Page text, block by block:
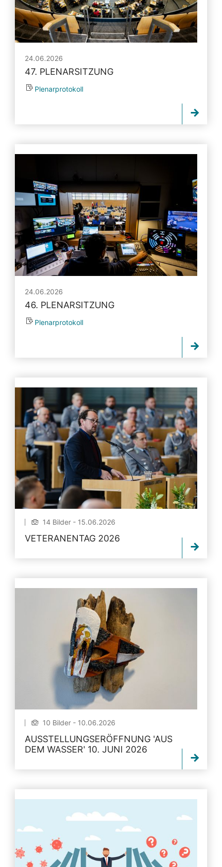
24.06.2026
47. PLENARSITZUNG
Plenarprotokoll
24.06.2026
46. PLENARSITZUNG
Plenarprotokoll
14 Bilder - 15.06.2026
VETERANENTAG 2026
10 Bilder - 10.06.2026
AUSSTELLUNGSERÖFFNUNG 'AUS
DEM WASSER' 10. JUNI 2026